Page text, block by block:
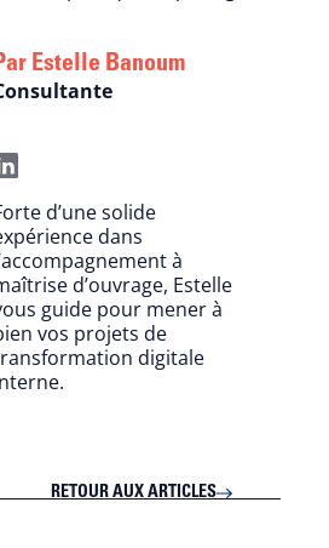
Estelle Banoum
d’une solide
dans
à
d’ouvrage, Estelle
guide pour mener à
vos projets de
digitale
RETOUR AUX ARTICLES